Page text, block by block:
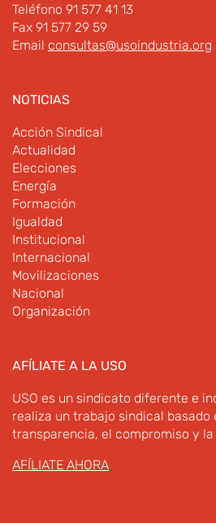
Teléfono 91 577 41 13
Fax 91 577 29 59
Email consultas@usoindustria.org
NOTICIAS
Acción Sindical
Actualidad
Elecciones
Energía
Formación
Igualdad
Institucional
Internacional
Movilizaciones
Nacional
Organización
AFÍLIATE A LA USO
USO es un sindicato diferente e
realiza un trabajo sindical basado
transparencia, el compromiso y
AFÍLIATE AHORA